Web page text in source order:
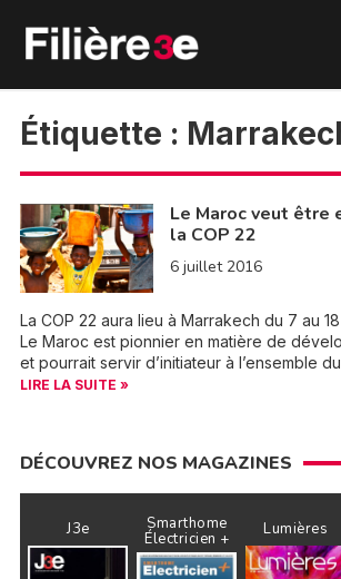
Étiquette :
Le Maroc veut être
la COP 22
6 juillet 2016
La COP 22 aura lieu à Marrakech du 7 au
Le Maroc est pionnier en matière de
et pourrait servir d’initiateur à l’ensemble
LIRE LA SUITE »
DÉCOUVREZ NOS MAGAZINES
J3e Smarthome
Électricien + Lumières